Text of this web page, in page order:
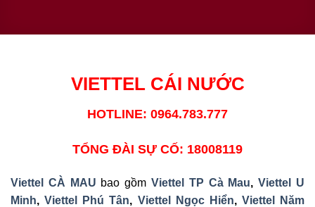
VIETTEL CÁI NƯỚC
HOTLINE: 0964.783.777
TỔNG ĐÀI SỰ CỐ: 18008119
Viettel CÀ MAU bao gồm Viettel TP Cà Mau,Viettel U
Minh,Viettel Phú Tân, Viettel Ngọc Hiển, Viettel Năm